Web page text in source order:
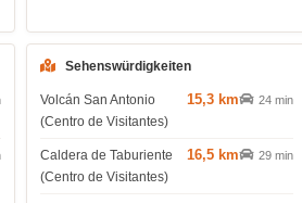
Sehenswürdigkeiten
Volcán San Antonio
(Centro de Visitantes)
15,3 km 24 min
Caldera de Taburiente
(Centro de Visitantes)
16,5 km 29 min